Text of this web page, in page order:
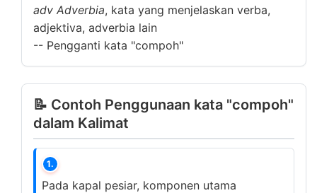
adv Adverbia, kata yang menjelaskan verba,
adjektiva, adverbia lain
-- Pengganti kata "compoh"
📝 Contoh Penggunaan kata "compoh"
dalam Kalimat
1.
Pada kapal pesiar, komponen utama